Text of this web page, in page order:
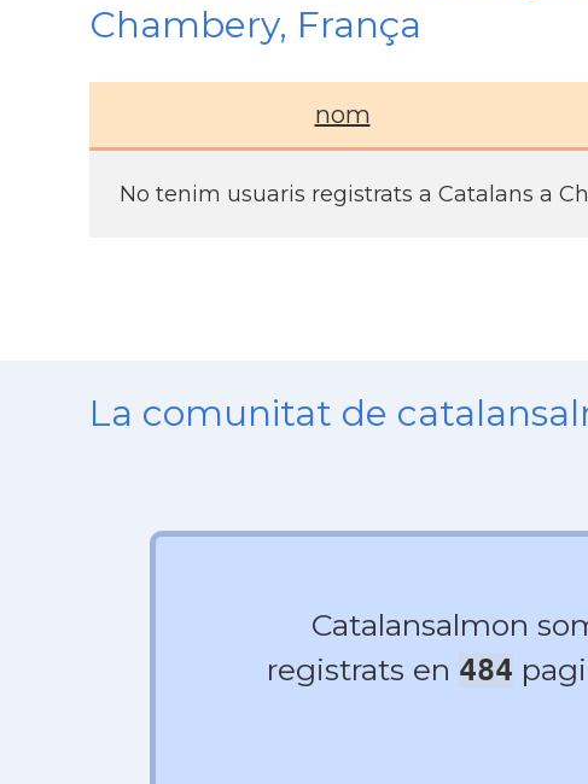
Chambery, França
nom
No tenim usuaris registrats a Catalans a
La comunitat de
Catalansalmon
registrats en 484